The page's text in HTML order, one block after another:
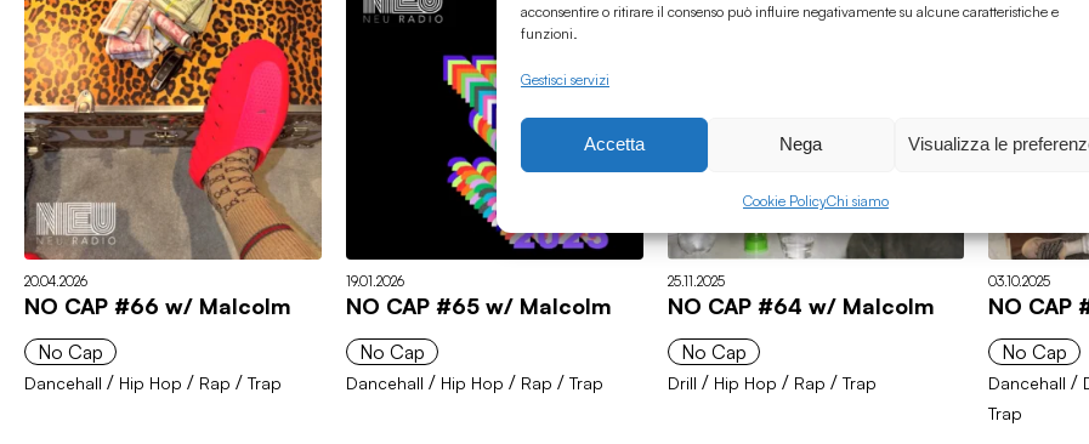
acconsentire o ritirare il consenso può influire negativamente su alcune caratteristiche e
funzioni.
Gestisci servizi
Accetta Nega Visualizza le
Cookie PolicyChi siamo
20.04.2026
NO CAP #66 w/ Malcolm
No Cap
Dancehall / Hip Hop / Rap / Trap
19.01.2026
NO CAP #65 w/ Malcolm
No Cap
Dancehall / Hip Hop / Rap / Trap
25.11.2025
NO CAP #64 w/ Malcolm
No Cap
Drill / Hip Hop / Rap / Trap
03.10.2025
NO CAP
No Cap
Dancehall /
Trap